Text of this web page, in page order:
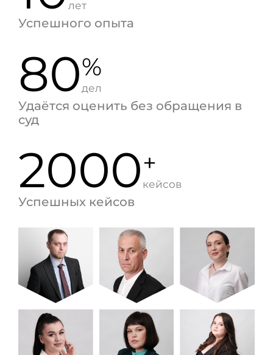
лет
Успешного опыта
80%
дел
Удаётся оценить без обращения в
суд
2000+
кейсов
Успешных кейсов